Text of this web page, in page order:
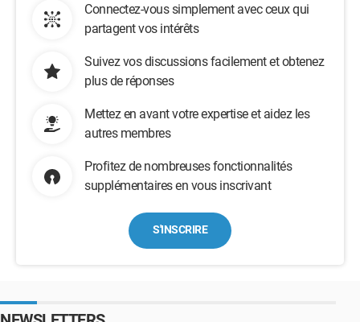
Connectez-vous simplement avec ceux qui
partagent vos intérêts
Suivez vos discussions facilement et obtenez
plus de réponses
Mettez en avant votre expertise et aidez les
autres membres
Profitez de nombreuses fonctionnalités
supplémentaires en vous inscrivant
S'INSCRIRE